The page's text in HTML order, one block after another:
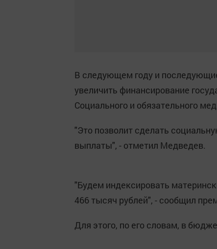
В следующем году и
увеличить финансирование
Социального и обязательного
"Это позволит сделать
выплаты", - отметил Медведев.
"Будем индексировать
466 тысяч рублей", - сообщил
Для этого, по его словам, в